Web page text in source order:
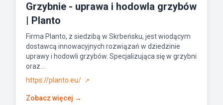
Grzybnie - uprawa i hodowla grzybów
| Planto
Firma Planto, z siedzibą w Skrbeńsku, jest wiodącym
dostawcą innowacyjnych rozwiązań w dziedzinie
uprawy i hodowli grzybów. Specjalizująca się w grzybni
oraz...
https://planto.eu/
↗
Zobacz więcej →